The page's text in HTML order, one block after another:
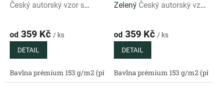
Český autorský vzor s
od 359 Kč / ks
DETAIL
Bavlna prémium 153 g/m2 (přírodní) Bavlněný satén 130 g/
Zelený Český autorský vzor
od 359 Kč / ks
DETAIL
Bavlna prémium 153 g/m2